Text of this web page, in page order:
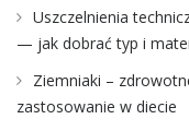
Uszczelnienia
— jak dobrać typ i
Ziemniaki –
zastosowanie w diecie